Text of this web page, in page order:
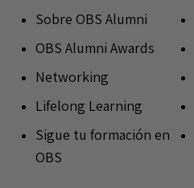
Sobre OBS Alumni
OBS Alumni Awards
Networking
Lifelong Learning
Sigue tu formación en
OBS